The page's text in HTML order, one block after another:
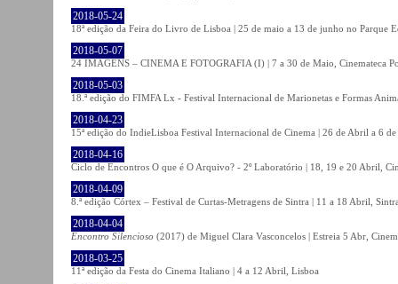
2018-05-24
18ª edição da Feira do Livro de Lisboa | 25 de maio a 13 de junho no Parque
2018-05-07
24 IMAGENS – CINEMA E FOTOGRAFIA (I) | 7 a 30 de Maio, Cinemateca
2018-05-03
18.ª edição do FIMFA Lx - Festival Internacional de Marionetas e Formas
2018-04-23
15ª edição do IndieLisboa Festival Internacional de Cinema | 26 de Abril a 6
2018-04-16
Ciclo de Encontros O que é O Arquivo? - 2º Laboratório | 18, 19 e 20 Abril,
2018-04-09
8.ª edição Córtex – Festival de Curtas-Metragens de Sintra | 11 a 18 Abril,
2018-04-04
Encontro Silencioso (2017) de Miguel Clara Vasconcelos | Estreia 5 Abr,
2018-03-25
11ª edição da Festa do Cinema Italiano | 4 a 12 Abril, Lisboa